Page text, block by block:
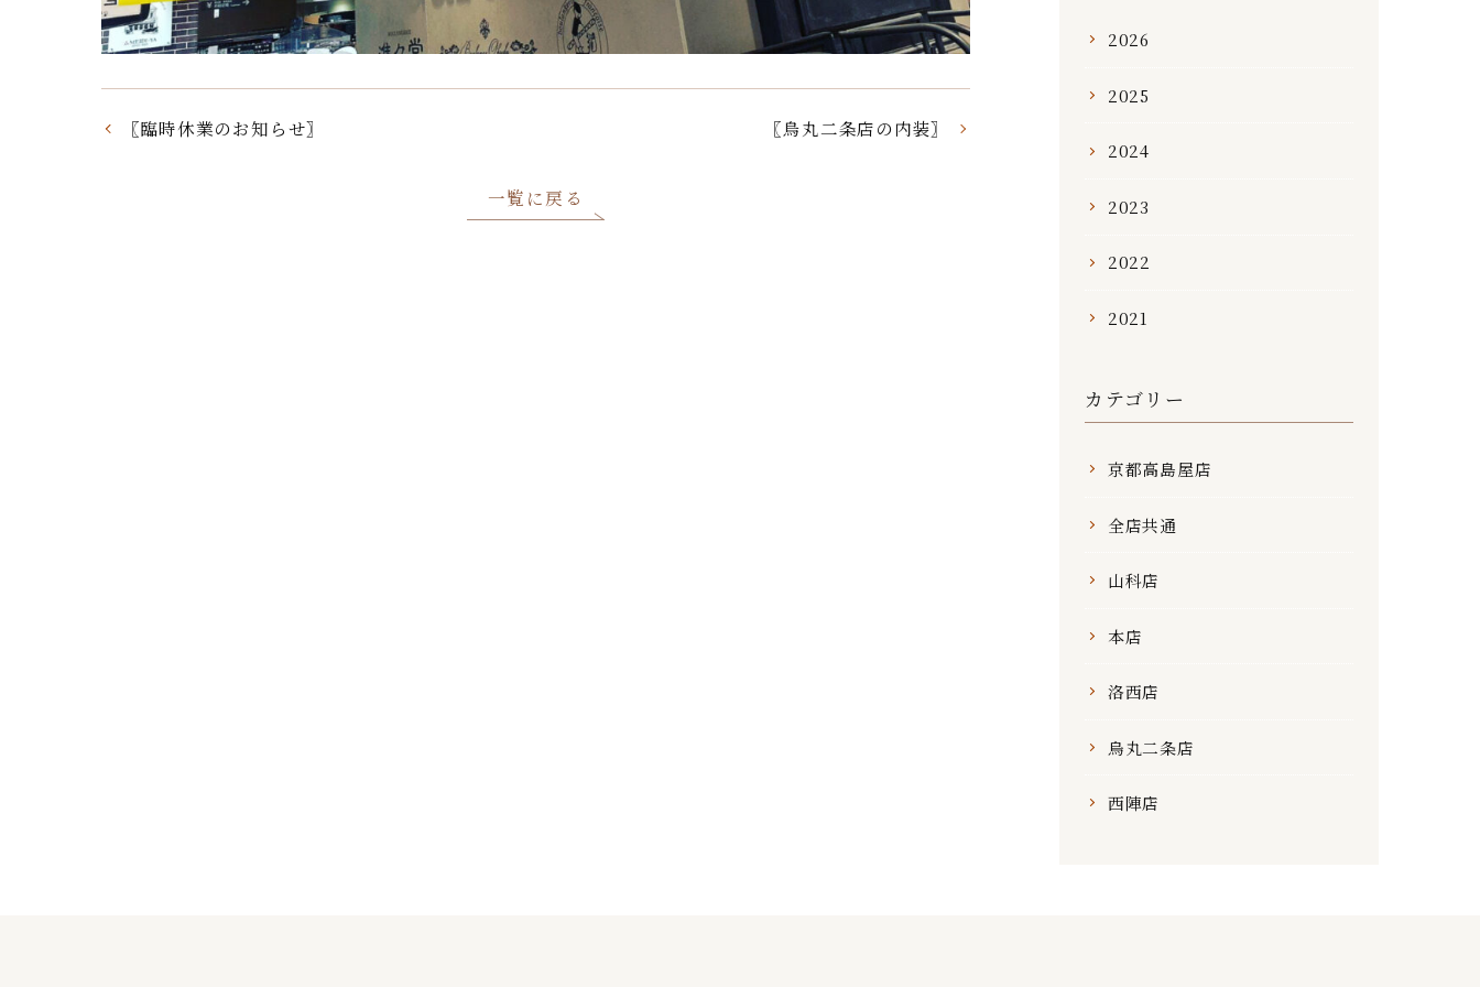
〖臨時休業のお知らせ〗 〖烏丸二条店の内装〗
一覧に戻る
2026
2025
2024
2023
2022
2021
カテゴリー
京都高島屋店
全店共通
山科店
本店
洛西店
烏丸二条店
西陣店